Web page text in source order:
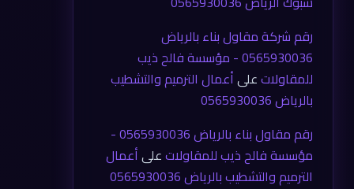
رقم شركة مقاول بناء بالرياض
0565930036 - مؤسسة فالح ذيب
للمقاولاتعلىأعمال الترميم والتشطيب
بالرياض 0565930036
رقم مقاول بناء بالرياض 0565930036 -
مؤسسة فالح ذيب للمقاولاتعلىأعمال
الترميم والتشطيب بالرياض 0565930036